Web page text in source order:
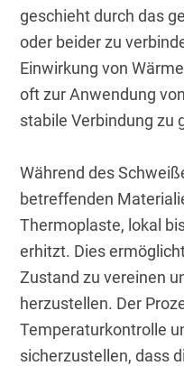
geschieht durch das
oder beider zu
Einwirkung von
oft zur Anwendung
stabile Verbindung zu
Während des
betreffenden
Thermoplaste, lokal
erhitzt. Dies
Zustand zu vereinen
herzustellen. Der
Temperaturkontrolle
sicherzustellen, dass